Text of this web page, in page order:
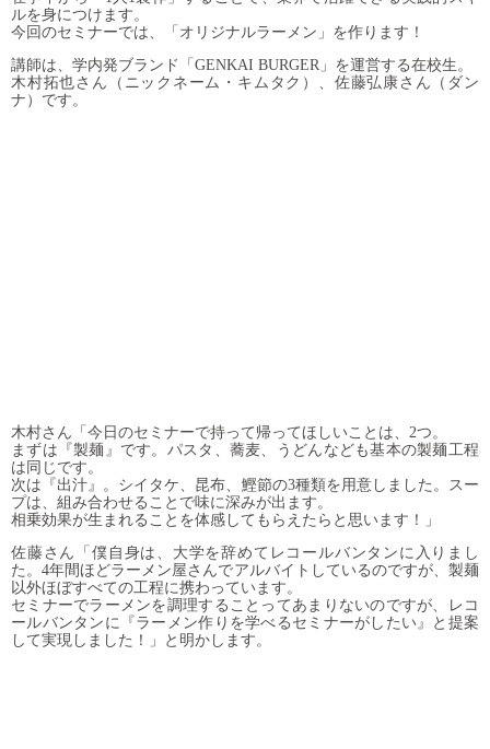
ルを身につけます。
今回のセミナーでは、「オリジナルラーメン」を作ります！
講師は、学内発ブランド「GENKAI BURGER」を運営する在校生。
木村拓也さん（ニックネーム・キムタク）、佐藤弘康さん（ダン
ナ）です。
木村さん「今日のセミナーで持って帰ってほしいことは、2つ。
まずは『製麺』です。パスタ、蕎麦、うどんなども基本の製麺工程
は同じです。
次は『出汁』。シイタケ、昆布、鰹節の3種類を用意しました。スー
プは、組み合わせることで味に深みが出ます。
相乗効果が生まれることを体感してもらえたらと思います！」
佐藤さん「僕自身は、大学を辞めてレコールバンタンに入りまし
た。4年間ほどラーメン屋さんでアルバイトしているのですが、製麺
以外ほぼすべての工程に携わっています。
セミナーでラーメンを調理することってあまりないのですが、レコ
ールバンタンに『ラーメン作りを学べるセミナーがしたい』と提案
して実現しました！」と明かします。